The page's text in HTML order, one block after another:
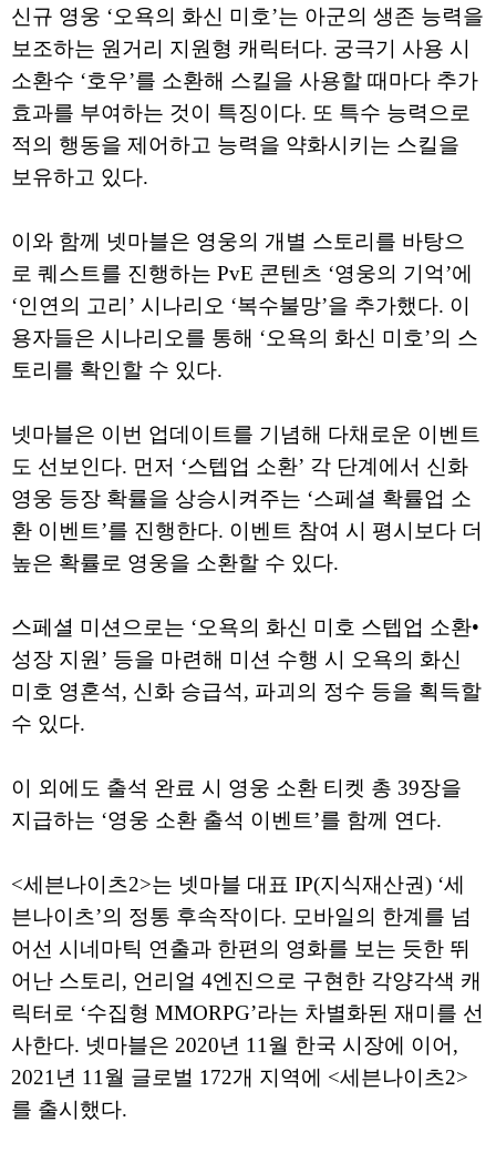
신규 영웅 ‘오욕의 화신 미호’는 아군의 생존 능력을
보조하는 원거리 지원형 캐릭터다. 궁극기 사용 시
소환수 ‘호우’를 소환해 스킬을 사용할 때마다 추가
효과를 부여하는 것이 특징이다. 또 특수 능력으로
적의 행동을 제어하고 능력을 약화시키는 스킬을
보유하고 있다.
이와 함께 넷마블은 영웅의 개별 스토리를 바탕으
로 퀘스트를 진행하는 PvE 콘텐츠 ‘영웅의 기억’에
‘인연의 고리’ 시나리오 ‘복수불망’을 추가했다. 이
용자들은 시나리오를 통해 ‘오욕의 화신 미호’의 스
토리를 확인할 수 있다.
넷마블은 이번 업데이트를 기념해 다채로운 이벤트
도 선보인다. 먼저 ‘스텝업 소환’ 각 단계에서 신화
영웅 등장 확률을 상승시켜주는 ‘스페셜 확률업 소
환 이벤트’를 진행한다. 이벤트 참여 시 평시보다 더
높은 확률로 영웅을 소환할 수 있다.
스페셜 미션으로는 ‘오욕의 화신 미호 스텝업 소환•
성장 지원’ 등을 마련해 미션 수행 시 오욕의 화신
미호 영혼석, 신화 승급석, 파괴의 정수 등을 획득할
수 있다.
이 외에도 출석 완료 시 영웅 소환 티켓 총 39장을
지급하는 ‘영웅 소환 출석 이벤트’를 함께 연다.
<세븐나이츠2>는 넷마블 대표 IP(지식재산권) ‘세
븐나이츠’의 정통 후속작이다. 모바일의 한계를 넘
어선 시네마틱 연출과 한편의 영화를 보는 듯한 뛰
어난 스토리, 언리얼 4엔진으로 구현한 각양각색 캐
릭터로 ‘수집형 MMORPG’라는 차별화된 재미를 선
사한다. 넷마블은 2020년 11월 한국 시장에 이어,
2021년 11월 글로벌 172개 지역에 <세븐나이츠2>
를 출시했다.